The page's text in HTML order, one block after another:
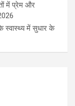
में प्रेम और
स्वास्थ्य में सुधार के